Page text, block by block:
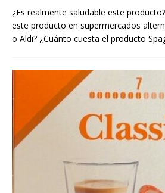
¿Es realmente saludable este
este producto en supermercados
o Aldi? ¿Cuánto cuesta el producto